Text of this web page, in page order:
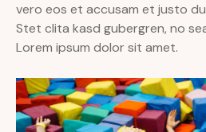
vero eos et accusam et justo
Stet clita kasd gubergren, no
Lorem ipsum dolor sit amet.